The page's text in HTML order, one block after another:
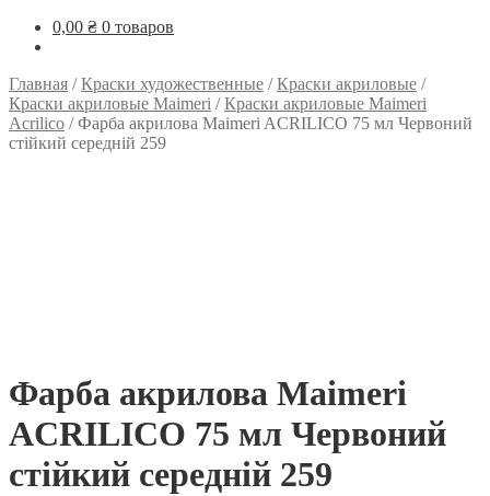
0,00 ₴ 0 товаров
Главная /Краски художественные /Краски акриловые /
Краски акриловые Maimeri /Краски акриловые Maimeri
Acrilico /Фарба акрилова Maimeri ACRILICO 75 мл Червоний
стійкий середній 259
Фарба акрилова Maimeri
ACRILICO 75 мл Червоний
стійкий середній 259